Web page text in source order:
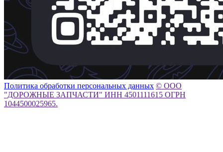
Политика обработки персональных данных © ООО
"ДОРОЖНЫЕ ЗАПЧАСТИ" ИНН 4501111615 ОГРН
1044500025965.